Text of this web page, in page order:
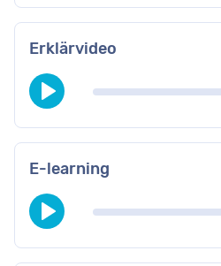
Erklärvideo
E-learning